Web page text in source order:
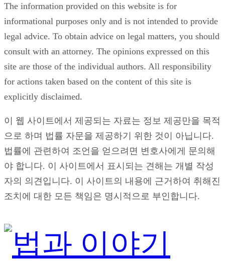
The information provided on this website is for
informational purposes only and is not intended to provide
legal advice. To obtain advice on legal matters, you should
consult with an attorney. The opinions expressed on this
site are those of the individual authors. All responsibility
for actions taken based on the content of this site is
explicitly disclaimed.
이 웹 사이트에서 제공되는 자료는 정보 제공만을 목적
으로 하며 법률 자문을 제공하기 위한 것이 아닙니다.
법률에 관련하여 조언을 얻으려면 변호사에게 문의해
야 합니다. 이 사이트에서 표시되는 견해는 개별 작성
자의 의견입니다. 이 사이트의 내용에 근거하여 취해진
조치에 대한 모든 책임은 명시적으로 부인합니다.